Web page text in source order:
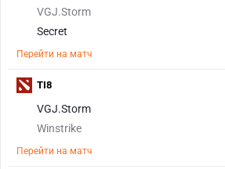
VGJ.Storm
Secret
Перейти на матч
VGJ.Storm
Winstrike
Перейти на матч
TI8